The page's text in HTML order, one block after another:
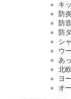
キ
防
防
防
シ
ウ
あ
北
ヨ
オ